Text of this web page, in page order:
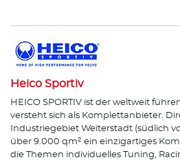
Heico Sportiv
HEICO SPORTIV ist der weltweit
versteht sich als Komplettanbieter.
Industriegebiet Weiterstadt (südlich
über 9.000 qm² ein einzigartiges
die Themen individuelles Tuning,